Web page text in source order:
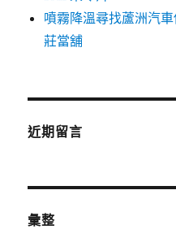
噴霧降溫尋找蘆洲汽
莊當舖
近期留言
彙整